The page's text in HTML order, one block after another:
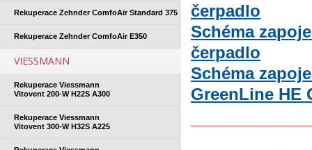
Rekuperace Zehnder ComfoAir Standard 375
Rekuperace Zehnder ComfoAir E350
VIESSMANN
Rekuperace Viessmann
Vitovent 200-W H22S A300
Rekuperace Viessmann
Vitovent 300-W H32S A225
čerpadlo
Schéma
čerpadlo
Schéma
GreenLine HE